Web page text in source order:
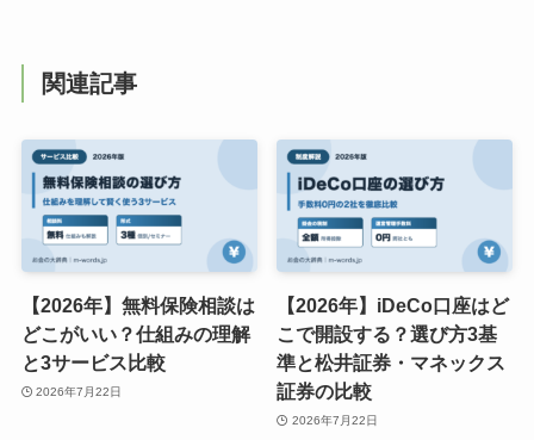
関連記事
【2026年】無料保険相談は
どこがいい？仕組みの理解
と3サービス比較
2026年7月22日
【2026年】iDeCo口座はど
こで開設する？選び方3基
準と松井証券・マネックス
証券の比較
2026年7月22日